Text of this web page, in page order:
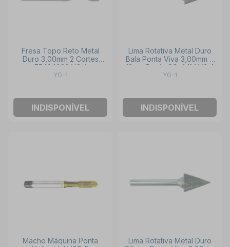
Fresa Topo Reto Metal
Duro 3,00mm 2 Cortes
E5424030 YG-1
YG-1
INDISPONÍVEL
Lima Rotativa Metal Duro
Bala Ponta Viva 3,00mm x
12mm Duplo SG-44M YG-1
YG-1
INDISPONÍVEL
Macho Máquina Ponta
Lima Rotativa Metal Duro